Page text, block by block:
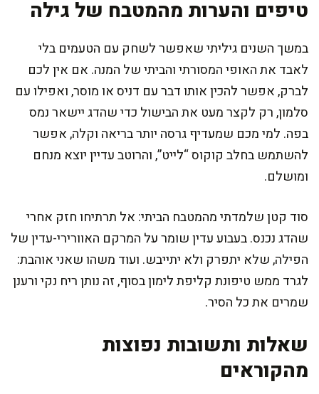
טיפים והערות מהמטבח של גילה
במשך השנים גיליתי שאפשר לשחק עם הטעמים בלי
לאבד את האופי המסורתי והביתי של המנה. אם אין לכם
לברק, אפשר להכין אותו דבר עם דניס או מוסר, ואפילו עם
סלמון, רק לקצר מעט את הבישול כדי שהדג יישאר נמס
בפה. למי מכם שמעדיף גרסה יותר בריאה וקלה, אפשר
להשתמש בחלב קוקוס “לייט”, והרוטב עדיין יוצא מנחם
ומושלם.
סוד קטן שלמדתי מהמטבח הביתי: אל תרתיחו חזק אחרי
שהדג נכנס. בעבוע עדין שומר על המרקם האוורירי-עדין של
הפילה, שלא יתפרק ולא יתייבש. ועוד משהו שאני אוהבת:
לגרד ממש טיפונת קליפת לימון בסוף, זה נותן ריח נקי ורענן
שמרים את כל הסיר.
שאלות ותשובות נפוצות
מהקוראים